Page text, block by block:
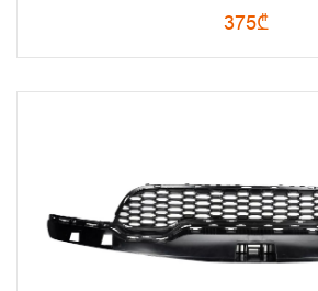
375₾